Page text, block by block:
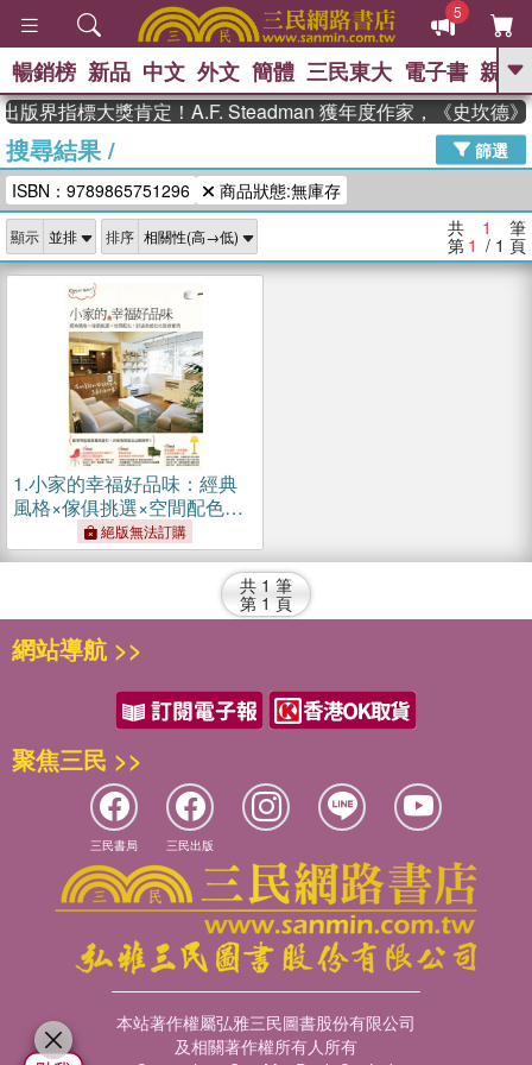
5
GO
高希均教授回憶錄
、 The Odyssey 、 父親節 、 如果歷
史是一群喵 、
獎 臺灣漫遊錄 、 方念華 、 台灣的李
登輝時代
數學女孩：黎曼猜想 、
偉大的迷走神經
暢銷榜 新品 中文 外文 簡體 三民東大 電子書 親子
版界指標大獎肯定！A.F. Steadman 獲年度作家，《史坎德
搜尋結果/
篩選
ISBN：9789865751296
商品狀態:無庫存
顯示 排序 共 1 筆
第 1 / 1 頁
1.小家的幸福好品味：經典
風格×傢俱挑選×空間配色，
舒適美感住宅裝修實例
絕版無法訂購
共 1 筆
第 1 頁
網站導航 >>
聚焦三民 >>
三民書局 三民出版
本站著作權屬弘雅三民圖書股份有限公司
及相關著作權所有人所有